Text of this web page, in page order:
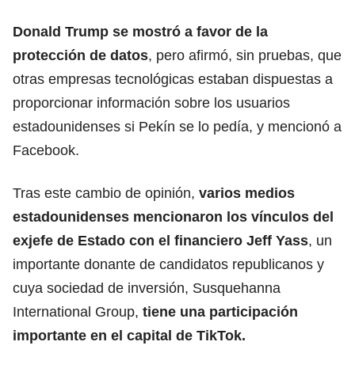
Donald Trump se mostró a favor de la
protección de datos, pero afirmó, sin pruebas, que
otras empresas tecnológicas estaban dispuestas a
proporcionar información sobre los usuarios
estadounidenses si Pekín se lo pedía, y mencionó a
Facebook.
Tras este cambio de opinión, varios medios
estadounidenses mencionaron los vínculos del
exjefe de Estado con el financiero Jeff Yass, un
importante donante de candidatos republicanos y
cuya sociedad de inversión, Susquehanna
International Group, tiene una participación
importante en el capital de TikTok.